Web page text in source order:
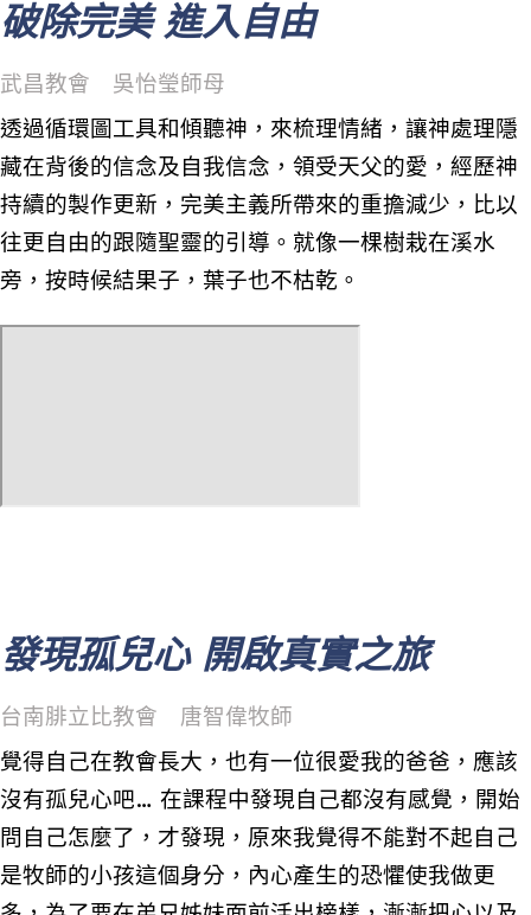
破除完美 進入自由
武昌教會 吳怡瑩師母
透過循環圖工具和傾聽神，來梳理情緒，讓神處理隱
藏在背後的信念及自我信念，領受天父的愛，經歷神
持續的製作更新，完美主義所帶來的重擔減少，比以
往更自由的跟隨聖靈的引導。就像一棵樹栽在溪水
旁，按時候結果子，葉子也不枯乾。
發現孤兒心 開啟真實之旅
台南腓立比教會 唐智偉牧師
覺得自己在教會長大，也有一位很愛我的爸爸，應該
沒有孤兒心吧… 在課程中發現自己都沒有感覺，開始
問自己怎麼了，才發現，原來我覺得不能對不起自己
是牧師的小孩這個身分，內心產生的恐懼使我做更